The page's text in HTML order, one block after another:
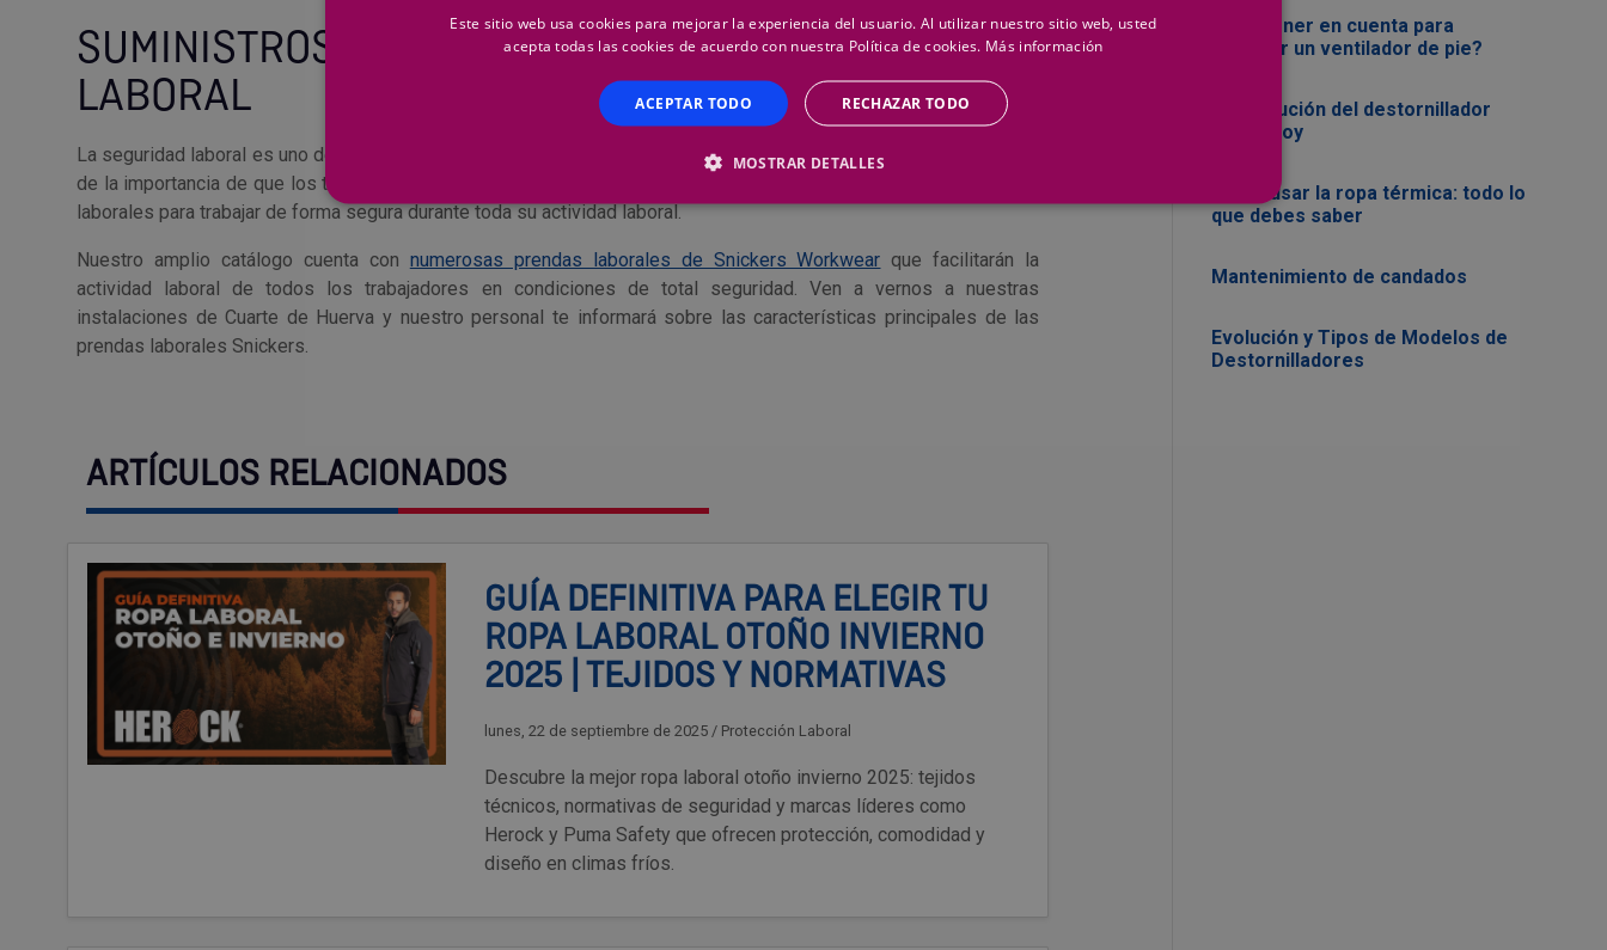
SUMINISTROS HERCO CON LA PROTECCIÓN
LABORAL
La seguridad laboral es uno de los aspectos en los que hace más hincapié Suministros Herco. Somos conscientes
de la importancia de que los trabajadores cuenten con una
laborales para trabajar de forma segura durante toda su actividad laboral.
Nuestro amplio catálogo cuenta con numerosas prendas laborales de Snickers Workwear que facilitarán la
actividad laboral de todos los trabajadores en condiciones de total seguridad. Ven a vernos a nuestras
instalaciones de Cuarte de Huerva y nuestro personal te informará sobre las características principales de las
prendas laborales Snickers.
ARTÍCULOS RELACIONADOS
GUÍA DEFINITIVA PARA ELEGIR TU
ROPA LABORAL OTOÑO INVIERNO
2025 | TEJIDOS Y NORMATIVAS
lunes, 22 de septiembre de 2025 / Protección Laboral
Descubre la mejor ropa laboral otoño invierno 2025: tejidos
técnicos, normativas de seguridad y marcas líderes como
Herock y Puma Safety que ofrecen protección, comodidad y
diseño en climas fríos.
¿Que tener en cuenta para
comprar un ventilador de pie?
La evolución del destornillador
ayer y hoy
Cómo usar la ropa térmica: todo lo
que debes saber
Mantenimiento de candados
Evolución y Tipos de Modelos de
Destornilladores
Este sitio web usa cookies para mejorar la experiencia del usuario. Al utilizar nuestro sitio web, usted
acepta todas las cookies de acuerdo con nuestra Política de cookies. Más información
ACEPTAR TODO RECHAZAR TODO
MOSTRAR DETALLES